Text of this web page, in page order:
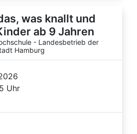
was knallt und
ab 9 Jahren
- Landesbetrieb der
Hamburg
Uhr